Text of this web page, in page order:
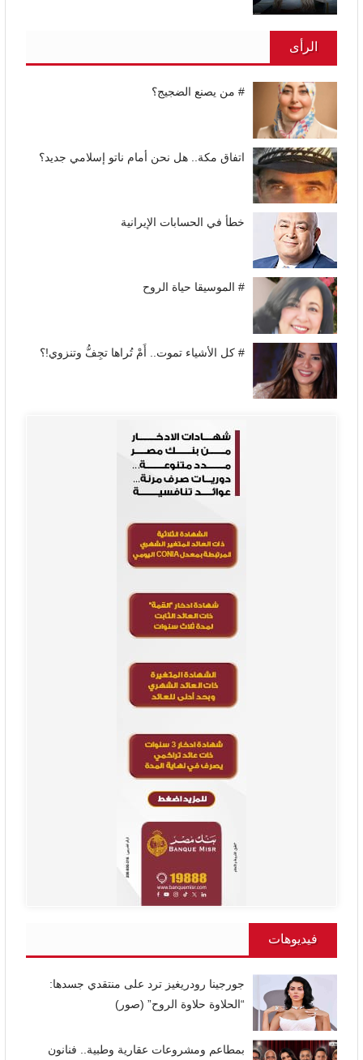
الرأى
# من يصنع الضجيج؟
اتفاق مكة.. هل نحن أمام ناتو إسلامي جديد؟
خطأ في الحسابات الإيرانية
# الموسيقا حياة الروح
# كل الأشياء تموت.. أَمْ تُراها تجِفُّ وتنزوي!؟
فيديوهات
جورجينا رودريغيز ترد على منتقدي جسدها:
“الحلاوة حلاوة الروح” (صور)
بمطاعم ومشروعات عقارية وطبية.. فنانون